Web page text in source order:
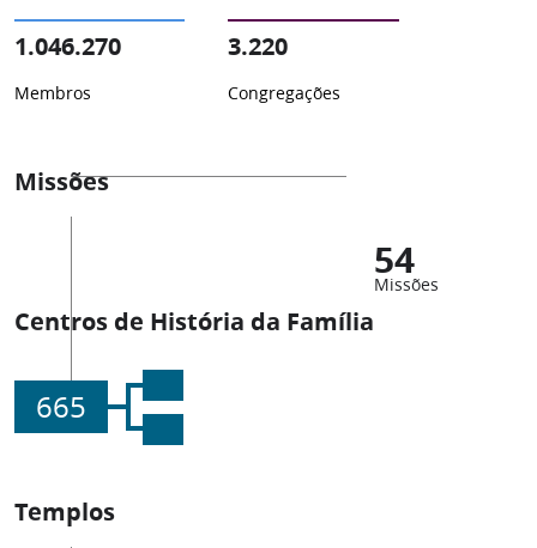
1.046.270
Membros
3.220
Congregações
Missões
54
Missões
Centros de História da Família
665
Templos